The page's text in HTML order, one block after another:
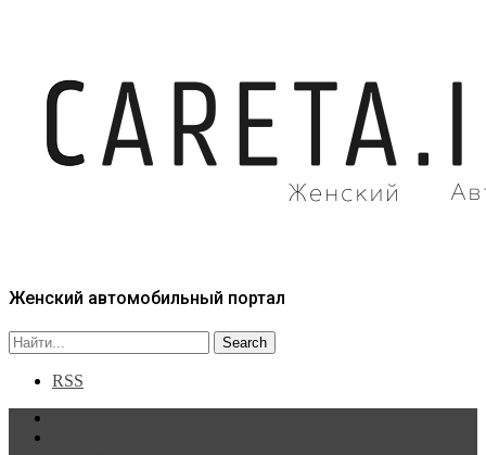
Женский автомобильный портал
RSS